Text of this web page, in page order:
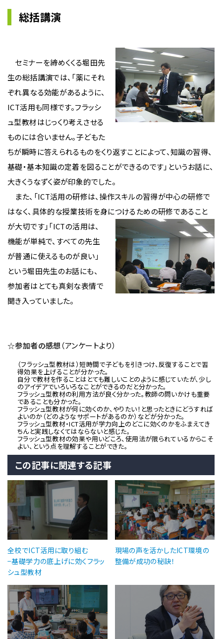
総括講演
セミナーを締めくくる堀田先
生の総括講演では、「薬にそれ
ぞれ異なる効能があるように、
ICT活用も同様です。フラッシ
ュ型教材はじっくり考えさせる
ものには合いません。子どもた
ちが瞬時に答えられるものをくり返すことによって、知識の習得、
基礎・基本知識の定着を図ることができるのです」というお話に、
大きくうなずく姿が印象的でした。
また、「ICT活用の研修は、操作スキルの習得が中心の研修で
はなく、具体的な授業技術を身につけるための研修であること
が大切です」「ICTの活用は、
機能が単純で、すべての先生
が普通に使えるものが良い」
という堀田先生のお話にも、
参加者はとても真剣な表情で
聞き入っていました。
☆参加者の感想（アンケートより）
（フラッシュ型教材は）短時間で子どもを引きつけ、反復することで習
得効果を上げることが分かった。
自分で教材を作ることはとても難しいことのように感じていたが、少し
のアイデアでいろいろなことができるのだと分かった。
フラッシュ型教材の利用方法が良く分かった。教師の問いかけも重要
であることも分かった。
フラッシュ型教材が何に効くのか、やりたい！と思ったときにどうすれば
よいのか（どのようなサポートがあるのか）などが分かった。
フラッシュ型教材・ICT活用が学力向上のどこに効くのかをふまえてき
ちんと実践しなくてはならないと感じた。
フラッシュ型教材の効果や用いどころ、使用法が限られているからこそ
よい、という点を理解することができた。
この記事に関連する記事
全校でICT活用に取り組む
−基礎学力の底上げに効くフラッ
シュ型教材
現場の声を活かしたICT環境の
整備が成功の秘訣！